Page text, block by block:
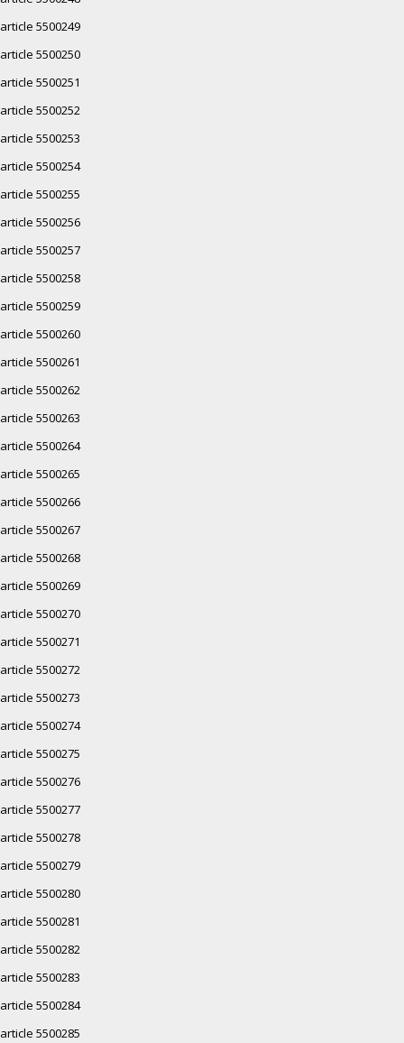
article 5500249
article 5500250
article 5500251
article 5500252
article 5500253
article 5500254
article 5500255
article 5500256
article 5500257
article 5500258
article 5500259
article 5500260
article 5500261
article 5500262
article 5500263
article 5500264
article 5500265
article 5500266
article 5500267
article 5500268
article 5500269
article 5500270
article 5500271
article 5500272
article 5500273
article 5500274
article 5500275
article 5500276
article 5500277
article 5500278
article 5500279
article 5500280
article 5500281
article 5500282
article 5500283
article 5500284
article 5500285